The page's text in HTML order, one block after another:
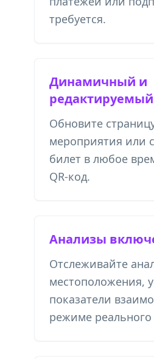
требуется.
Динамичный и
редактируемый
Обновите
мероприятия или
билет в любое
QR-код.
Анализы
Отслеживайте
местоположения,
показатели
режиме